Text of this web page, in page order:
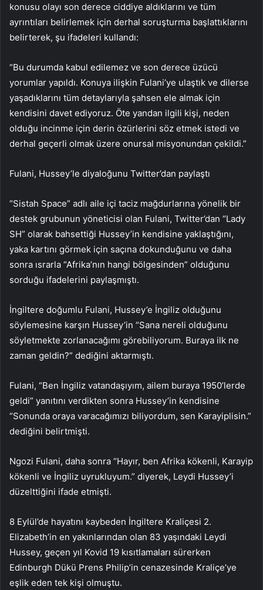
konusu olayı son derece ciddiye aldıklarını ve tüm
ayrıntıları belirlemek için derhal soruşturma başlattıklarını
belirterek, şu ifadeleri kullandı:
“Bu durumda kabul edilemez ve son derece üzücü
yorumlar yapıldı. Konuya ilişkin Fulani’ye ulaştık ve dilerse
yaşadıklarını tüm detaylarıyla şahsen ele almak için
kendisini davet ediyoruz. Öte yandan ilgili kişi, neden
olduğu incinme için derin özürlerini söz etmek istedi ve
derhal geçerli olmak üzere onursal misyonundan çekildi.”
Fulani, Hussey’le diyaloğunu Twitter’dan paylaştı
“Sistah Space” adlı aile içi taciz mağdurlarına yönelik bir
destek grubunun yöneticisi olan Fulani, Twitter’dan “Lady
SH” olarak bahsettiği Hussey’in kendisine yaklaştığını,
yaka kartını görmek için saçına dokunduğunu ve daha
sonra ısrarla “Afrika’nın hangi bölgesinden” olduğunu
sorduğu ifadelerini paylaşmıştı.
İngiltere doğumlu Fulani, Hussey’e İngiliz olduğunu
söylemesine karşın Hussey’in “Sana nereli olduğunu
söyletmekte zorlanacağımı görebiliyorum. Buraya ilk ne
zaman geldin?” dediğini aktarmıştı.
Fulani, “Ben İngiliz vatandaşıyım, ailem buraya 1950’lerde
geldi” yanıtını verdikten sonra Hussey’in kendisine
“Sonunda oraya varacağımızı biliyordum, sen Karayiplisin.”
dediğini belirtmişti.
Ngozi Fulani, daha sonra “Hayır, ben Afrika kökenli, Karayip
kökenli ve İngiliz uyrukluyum.” diyerek, Leydi Hussey’i
düzelttiğini ifade etmişti.
8 Eylül’de hayatını kaybeden İngiltere Kraliçesi 2.
Elizabeth’in en yakınlarından olan 83 yaşındaki Leydi
Hussey, geçen yıl Kovid 19 kısıtlamaları sürerken
Edinburgh Dükü Prens Philip’in cenazesinde Kraliçe’ye
eşlik eden tek kişi olmuştu.